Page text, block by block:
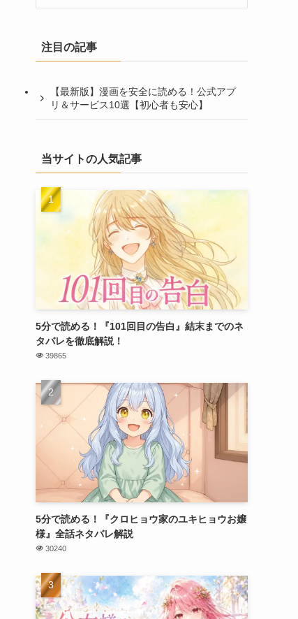
注目の記事
【最新版】漫画を安全に読める！公式アプ
リ＆サービス10選【初心者も安心】
当サイトの人気記事
5分で読める！『101回目の告白』結末までのネ
タバレを徹底解説！
39865
5分で読める！『クロヒョウ家のユキヒョウお嬢
様』全話ネタバレ解説
30240